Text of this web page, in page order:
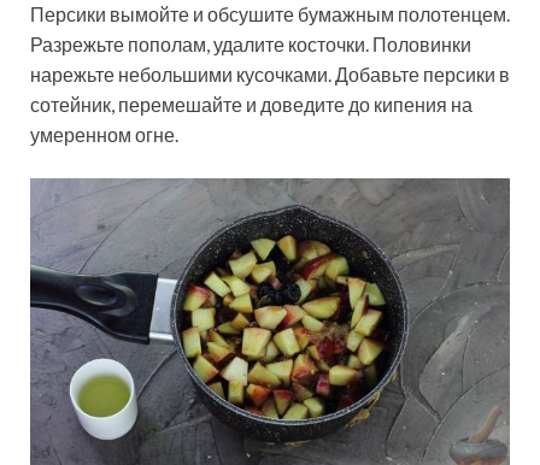
Персики вымойте и обсушите бумажным полотенцем.
Разрежьте пополам, удалите косточки. Половинки
нарежьте небольшими кусочками. Добавьте персики в
сотейник, перемешайте и доведите до кипения на
умеренном огне.